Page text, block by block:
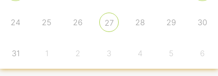
24 25 26 27 28 29 30
31 1 2 3 4 5 6